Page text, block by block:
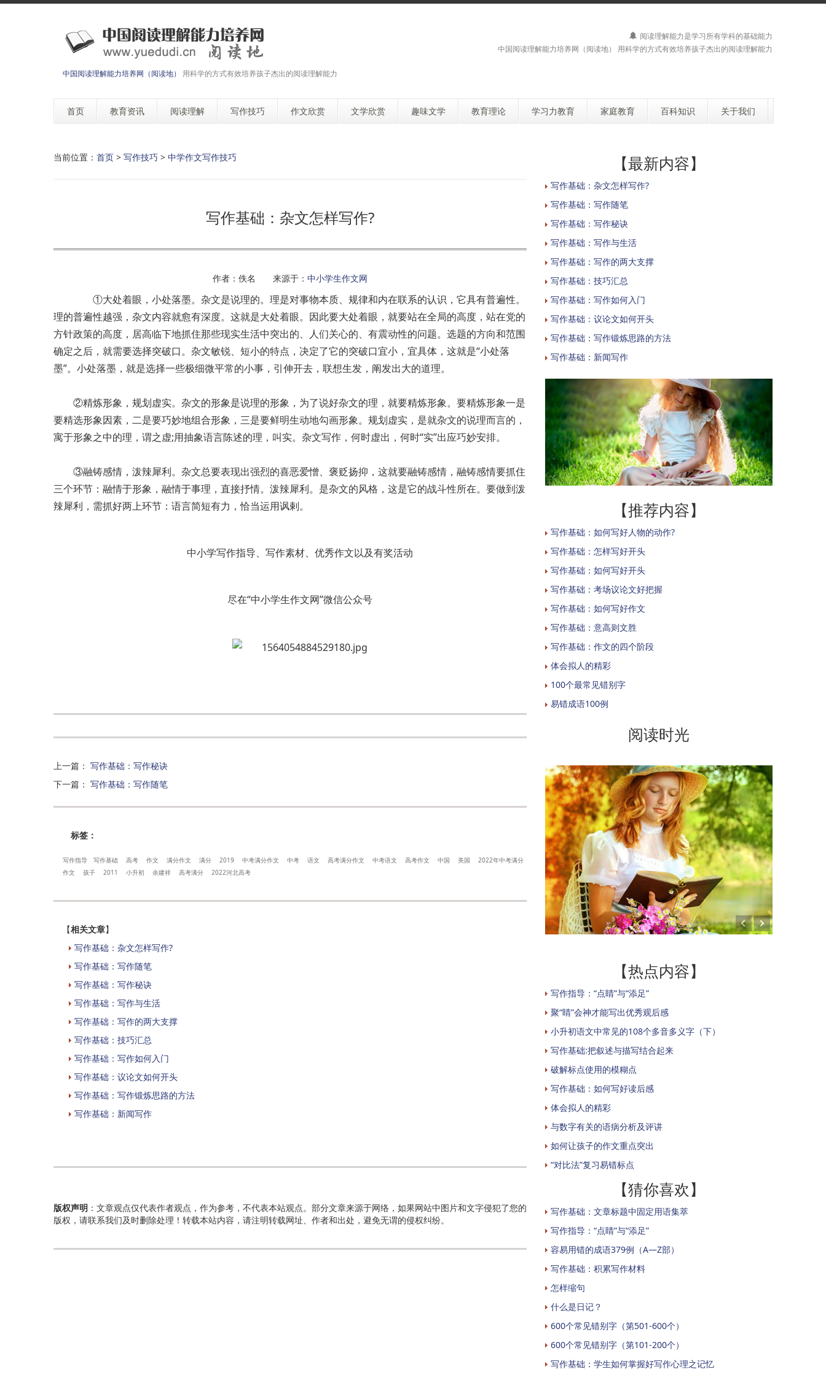
中国阅读理解能力培养网（阅读地） 用科学的方式有效培养孩子杰出的阅读理解能力
阅读理解能力是学习所有学科的基础能力
中国阅读理解能力培养网（阅读地） 用科学的方式有效培养孩子杰出的阅读理解能力
首页 教育资讯 阅读理解 写作技巧 作文欣赏 文学欣赏 趣味文学 教育理论 学习力教育 家庭教育 百科知识 关于我们
当前位置： 首页 > 写作技巧 > 中学作文写作技巧
写作基础：杂文怎样写作?
作者：佚名 来源于： 中小学生作文网
①大处着眼，小处落墨。杂文是说理的。理是对事物本质、规律和内在联系的认识，它具有普遍性。
理的普遍性越强，杂文内容就愈有深度。这就是大处着眼。因此要大处着眼，就要站在全局的高度，站在党的
方针政策的高度，居高临下地抓住那些现实生活中突出的、人们关心的、有震动性的问题。选题的方向和范围
确定之后，就需要选择突破口。杂文敏锐、短小的特点，决定了它的突破口宜小，宜具体，这就是“小处落
墨”。小处落墨，就是选择一些极细微平常的小事，引伸开去，联想生发，阐发出大的道理。
②精炼形象，规划虚实。杂文的形象是说理的形象，为了说好杂文的理，就要精炼形象。要精炼形象一是
要精选形象因素，二是要巧妙地组合形象，三是要鲜明生动地勾画形象。规划虚实，是就杂文的说理而言的，
寓于形象之中的理，谓之虚;用抽象语言陈述的理，叫实。杂文写作，何时虚出，何时“实”出应巧妙安排。
③融铸感情，泼辣犀利。杂文总要表现出强烈的喜恶爱憎、褒贬扬抑，这就要融铸感情，融铸感情要抓住
三个环节：融情于形象，融情于事理，直接抒情。泼辣犀利。是杂文的风格，这是它的战斗性所在。要做到泼
辣犀利，需抓好两上环节：语言简短有力，恰当运用讽剌。
中小学写作指导、写作素材、优秀作文以及有奖活动
尽在“中小学生作文网”微信公众号
上一篇 ： 写作基础：写作秘诀
下一篇 ： 写作基础：写作随笔
标签：
写作指导 写作基础 高考 作文 满分作文 满分 2019 中考满分作文 中考 语文 高考满分作文 中考语文 高考作文 中国 美国
2022年中考满分
作文
孩子 2011 小升初 余建祥 高考满分 2022河北高考
【相关文章】
写作基础：杂文怎样写作?
写作基础：写作随笔
写作基础：写作秘诀
写作基础：写作与生活
写作基础：写作的两大支撑
写作基础：技巧汇总
写作基础：写作如何入门
写作基础：议论文如何开头
写作基础：写作锻炼思路的方法
写作基础：新闻写作
版权声明 ：文章观点仅代表作者观点，作为参考，不代表本站观点。部分文章来源于网络，如果网站中图片和文字侵犯了您的
版权，请联系我们及时删除处理！转载本站内容，请注明转载网址、作者和出处，避免无谓的侵权纠纷。
【最新内容】
写作基础：杂文怎样写作?
写作基础：写作随笔
写作基础：写作秘诀
写作基础：写作与生活
写作基础：写作的两大支撑
写作基础：技巧汇总
写作基础：写作如何入门
写作基础：议论文如何开头
写作基础：写作锻炼思路的方法
写作基础：新闻写作
【推荐内容】
写作基础：如何写好人物的动作?
写作基础：怎样写好开头
写作基础：如何写好开头
写作基础：考场议论文好把握
写作基础：如何写好作文
写作基础：意高则文胜
写作基础：作文的四个阶段
体会拟人的精彩
100个最常见错别字
易错成语100例
阅读时光
【热点内容】
写作指导：“点睛”与“添足”
聚“睛”会神才能写出优秀观后感
小升初语文中常见的108个多音多义字（下）
写作基础:把叙述与描写结合起来
破解标点使用的模糊点
写作基础：如何写好读后感
体会拟人的精彩
与数字有关的语病分析及评讲
如何让孩子的作文重点突出
“对比法”复习易错标点
【猜你喜欢】
写作基础：文章标题中固定用语集萃
写作指导：“点睛”与“添足”
容易用错的成语379例（A—Z部）
写作基础：积累写作材料
怎样缩句
什么是日记？
600个常见错别字（第501-600个）
600个常见错别字（第101-200个）
写作基础：学生如何掌握好写作心理之记忆